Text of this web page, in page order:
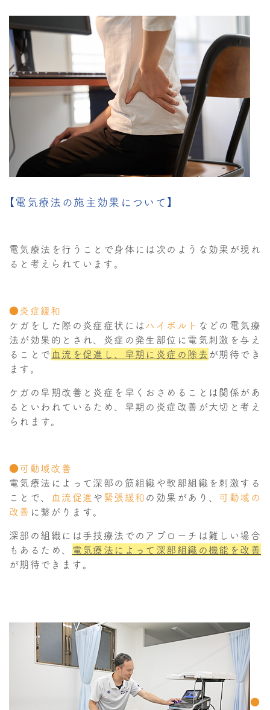
【電気療法の施主効果について】
電気療法を行うことで身体には次のような効果が現れ
ると考えられています。
●炎症緩和
ケガをした際の炎症症状にはハイボルト などの電気療
法が効果的とされ、炎症の発生部位に電気刺激を与え
ることで 血流を促進し、早期に炎症の除去が期待でき
ます。
ケガの早期改善と炎症を早くおさめることは関係があ
るといわれているため、早期の炎症改善が大切と考え
られます。
●可動域改善
電気療法によって深部の筋組織や軟部組織を刺激する
ことで、
血流促進 や 緊張緩和の効果があり、 可動域の
改善 に繋がります。
深部の組織には手技療法でのアプローチは難しい場合
もあるため、 電気療法によって深部組織の機能を改善
が期待できます。
●